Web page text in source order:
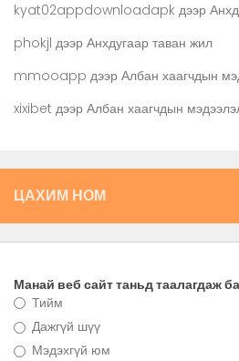
kyat02appdownloadapk дээр
phokjl дээр Анхдугаар таван жил
mmooapp дээр Албан хаагчдын
xixibet дээр Албан хаагчдын
ЦАХИМ НОМ
Манай веб сайт таньд таалагдаж
Тийм
Дажгүй шүү
Мэдэхгүй юм